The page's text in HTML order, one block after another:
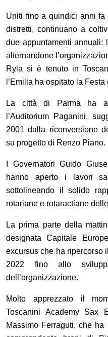
Uniti fino a quindici anni fa
distretti, continuano a
due appuntamenti annuali:
alternandone l ’
Ryla si è tenuto in
’Emilia ha ospitato la Festa
La città di Parma ha
’Auditorium Paganini,
2001 dalla riconversione
su progetto di Renzo Piano.
I Governatori Guido
hanno aperto i lavori
sottolineando il solido
rotariane e rotaractiane
La prima parte della
designata Capitale
excursus che ha ripercorso
2022 fino allo
dell ’organizzazione.
Molto apprezzato il
Toscanini Academy Sax
Massimo Ferraguti, che